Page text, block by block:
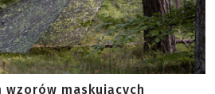
wzorów maskujących